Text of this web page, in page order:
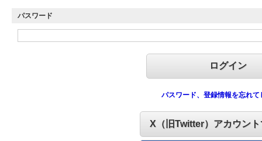
パスワード
パスワード、登録情報を忘れて
X（旧Twitter）アカウン